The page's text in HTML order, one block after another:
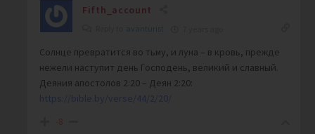
Fifth_account
avanturist
Солнце превратится во тьму, и луна – в кровь, прежде
нежели наступит день Господень, великий и славный.
Деяния апостолов 2:20 – Деян 2:20:
https://bible.by/verse/44/2/20/
-8